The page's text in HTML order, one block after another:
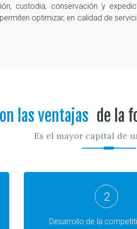
custodia, conservación y
optimizar, en calidad de
las ventajas de la
Es el mayor capital de
2
Desarrollo de la